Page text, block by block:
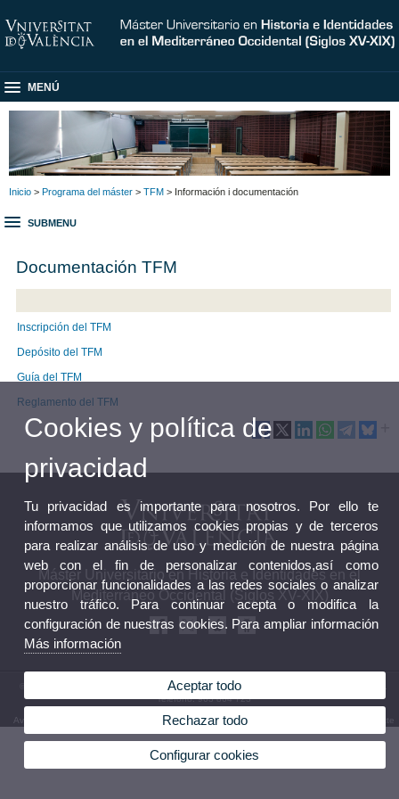
MENÚ
Inicio > Programa del máster > TFM > Información i documentación
SUBMENU
Documentación TFM
Inscripción del TFM
Depósito del TFM
Guía del TFM
Reglamento del TFM
Máster Universitario en Historia e Identidades en el
Mediterráneo Occidental (Siglos XV-XIX)
© 2026 UV. - Facultad de Geografía e Historia. Avda. Blasco Ibañez, 28. 46010 Valencia.
Teléfono: 963 864 723
Aviso legal Política privacidad|Cookies| Bústia de contacte
Cookies y política de
privacidad
Tu privacidad es importante para nosotros. Por ello te
informamos que utilizamos cookies propias y de terceros
para realizar análisis de uso y medición de nuestra página
web con el fin de personalizar contenidos,así como
proporcionar funcionalidades a las redes sociales o analizar
nuestro tráfico. Para continuar acepta o modifica la
configuración de nuestras cookies. Para ampliar información
Más información
Aceptar todo
Rechazar todo
Configurar cookies